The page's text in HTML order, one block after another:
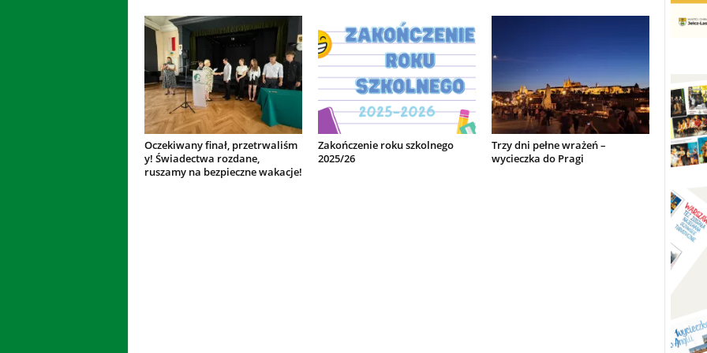
Oczekiwany finał, przetrwaliśm
y! Świadectwa rozdane,
ruszamy na bezpieczne wakacje!
Zakończenie roku szkolnego
2025/26
Trzy dni pełne wrażeń –
wycieczka do Pragi